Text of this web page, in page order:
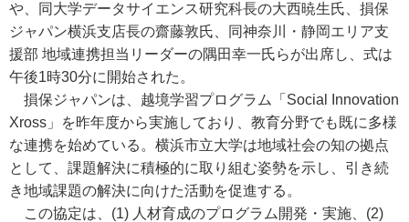
や、同大学データサイエンス研究科長の大西暁生氏、損保
ジャパン横浜支店長の齋藤敦氏、同神奈川・静岡エリア支
援部 地域連携担当リーダーの隅田幸一氏らが出席し、式は
午後1時30分に開始された。
損保ジャパンは、越境学習プログラム「Social Innovation
Xross」を昨年度から実施しており、教育分野でも既に多様
な連携を始めている。横浜市立大学は地域社会の知の拠点
として、課題解決に積極的に取り組む姿勢を示し、引き続
き地域課題の解決に向けた活動を促進する。
この協定は、(1) 人材育成のプログラム開発・実施、(2)